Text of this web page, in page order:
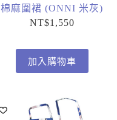
棉麻圍裙 (ONNI 米灰)
NT$1,550
加入購物車